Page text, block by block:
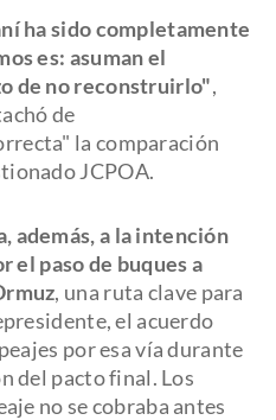
ha sido completamente
es: asuman el
de no reconstruirlo",
de
la comparación
JCPOA.
además, a la intención
el paso de buques a
, una ruta clave para
el acuerdo
por esa vía durante
del pacto final. Los
no se cobraba antes